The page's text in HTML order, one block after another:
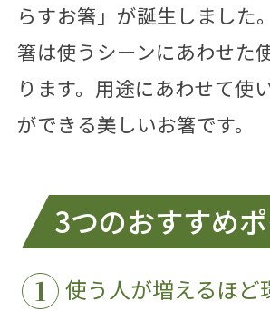
らすお箸」が誕生しました。
箸は使うシーンにあわせた
ります。 用途にあわせて使
ができる美しいお箸です。
3つのおすすめ
使う人が増えるほど